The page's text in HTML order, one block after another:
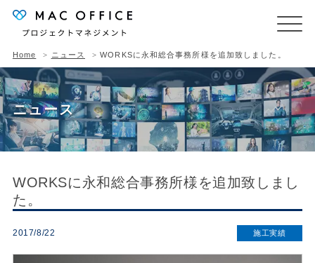
Home ニュース WORKSに永和総合事務所様を追加致しました。
ニュース
WORKSに永和総合事務所様を追加致しまし
た。
2017/8/22 施工実績